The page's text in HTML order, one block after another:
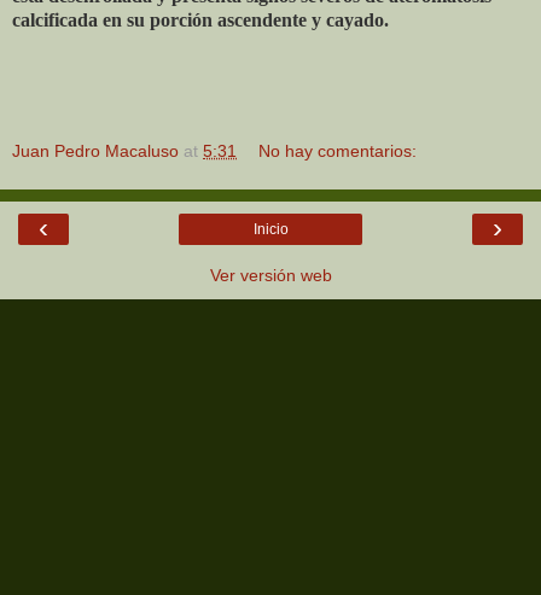
calcificada en su porción ascendente y cayado.
Juan Pedro Macaluso at 5:31 No hay comentarios:
‹ ›
Inicio
Ver versión web